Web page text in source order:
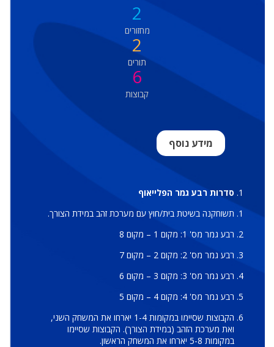
2
מחזורים
2
תורים
6
קבוצות
מידע נוסף
סדרות רבע גמר הפלייאוף
תשוחקנה בשיטת בית/חוץ עם מערכת זהב במידת הצורך.
רבע גמר מס' 1: מקום 1 – מקום 8
רבע גמר מס' 2: מקום 2 – מקום 7
רבע גמר מס' 3: מקום 3 – מקום 6
רבע גמר מס' 4: מקום 4 – מקום 5
הקבוצות שסיימו במקומות 1-4 יארחו את המשחק השני,
ואת מערכת הזהב (במידת הצורך). הקבוצות שסיימו
במקומות 5-8 יארחו את המשחק הראשון.